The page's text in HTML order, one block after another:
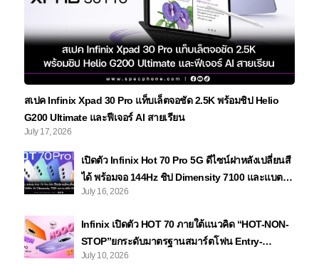
สเปค Infinix Xpad 30 Pro แท็บเล็ตจอชัด 2.5K พร้อมชิป Helio
G200 Ultimate และฟีเจอร์ AI สายเรียน
July 17, 2026
เปิดตัว Infinix Hot 70 Pro 5G ดีไซน์ฝาหลังเปลี่ยนสี
ได้ พร้อมจอ 144Hz ชิป Dimensity 7100 และแบตถึง
6,000mAh
July 16, 2026
Infinix เปิดตัว HOT 70 ภายใต้แนวคิด “HOT-NON-
STOP”ยกระดับมาตรฐานสมาร์ตโฟน Entry-
Level ด้วยดีไซน์มีลูกเล่นชาร์จไว ทนทาน พร้อมลุย
July 10, 2026